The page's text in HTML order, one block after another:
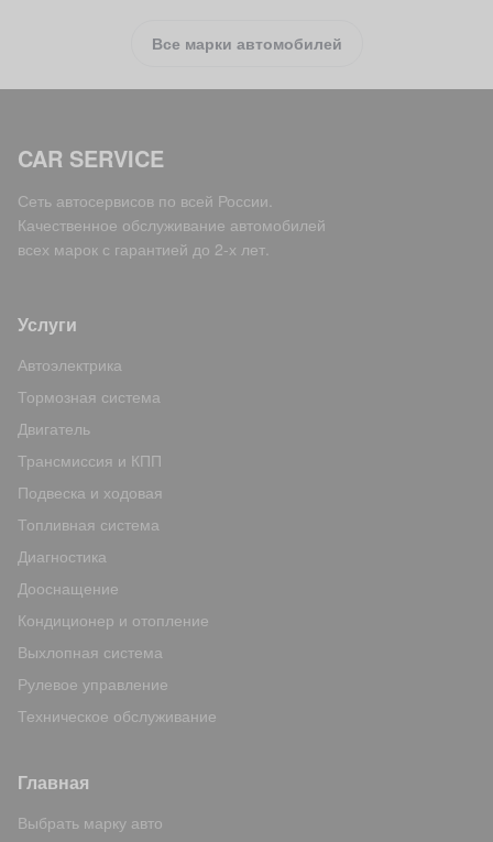
Все марки автомобилей
CAR SERVICE
Сеть автосервисов по всей России.
Качественное обслуживание автомобилей
всех марок с гарантией до 2-х лет.
Услуги
Автоэлектрика
Тормозная система
Двигатель
Трансмиссия и КПП
Подвеска и ходовая
Топливная система
Диагностика
Дооснащение
Кондиционер и отопление
Выхлопная система
Рулевое управление
Техническое обслуживание
Главная
Выбрать марку авто